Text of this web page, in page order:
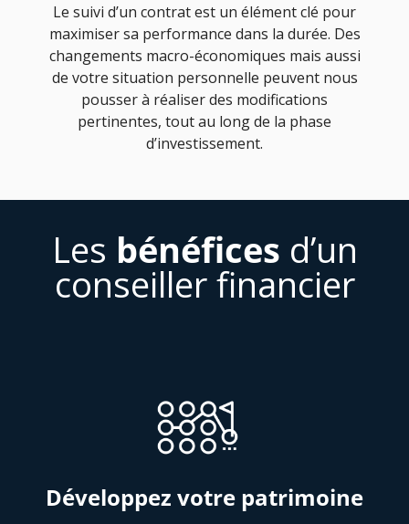
Le suivi d’un contrat est un élément clé pour
maximiser sa performance dans la durée. Des
changements macro-économiques mais aussi
de votre situation personnelle peuvent nous
pousser à réaliser des modifications
pertinentes, tout au long de la phase
d’investissement.
Les bénéfices d’un
conseiller financier
Développez votre patrimoine